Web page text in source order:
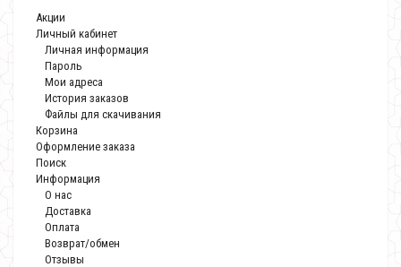
Акции
Личный кабинет
Личная информация
Пароль
Мои адреса
История заказов
Файлы для скачивания
Корзина
Оформление заказа
Поиск
Информация
О нас
Доставка
Оплата
Возврат/обмен
Отзывы